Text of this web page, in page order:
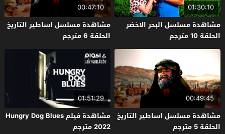
01:30:10
مشاهدة مسلسل البحر الاخضر
الحلقة 10 مترجم
00:47:10
مشاهدة مسلسل اساطير التاريخ
الحلقة 6 مترجم
00:49:45
مشاهدة مسلسل اساطير التاريخ
الحلقة 5 مترجم
01:51:29
مشاهدة فيلم Hungry Dog Blues
2022 مترجم